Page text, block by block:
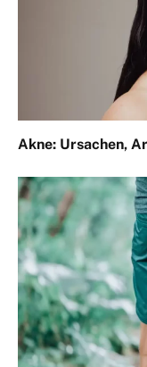
Akne: Ursachen,